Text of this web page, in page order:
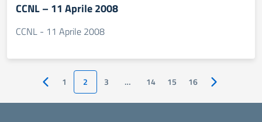
CCNL – 11 Aprile 2008
CCNL - 11 Aprile 2008
Pagina precedente
1 2 3 … 14 15 16 Pagina